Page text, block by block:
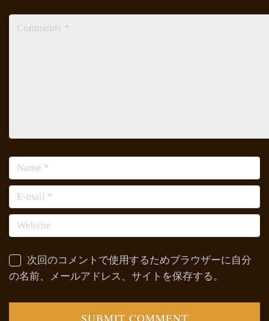
次回のコメントで使用するためブラウザーに自分
の名前、メールアドレス、サイトを保存する。